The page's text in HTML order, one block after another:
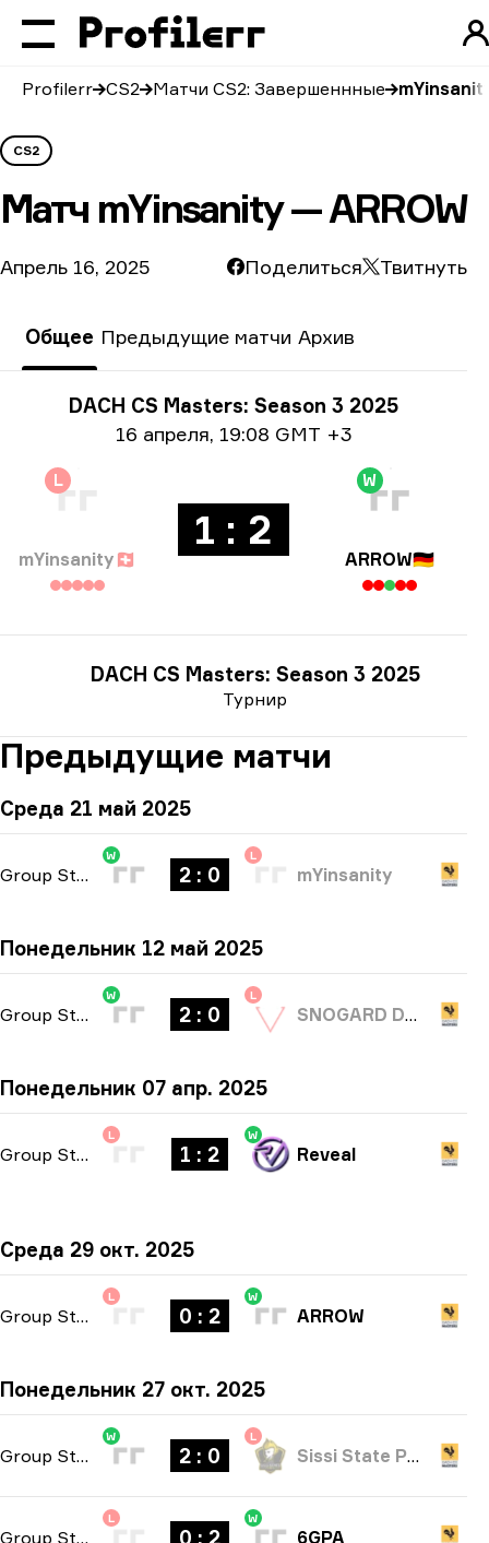
Profilerr CS2 Матчи CS2: Завершеннные
CS2
Матч mYinsanity — ARROW
Апрель 16, 2025 Поделиться Твитнуть
Общее Предыдущие матчи Архив
Информация о турнире
DACH CS Masters: Season 3 2025
Информация о дате
16 апреля, 19:08 GMT +3
L
mYinsanity 🇨🇭
1 : 2
W
ARROW🇩🇪
Турнир
DACH CS Masters: Season 3 2025
Предыдущие матчи
Среда 21 май 2025
Group Stage -bo3
W
2 : 0
L
mYinsanity
Понедельник 12 май 2025
Group Stage -bo3
W
2 : 0
L
SNOGARD Dragons
Понедельник 07 апр. 2025
Group Stage
L
1 : 2
W
Reveal
Среда 29 окт. 2025
Group Stage
L
0 : 2
W
ARROW
Понедельник 27 окт. 2025
Group Stage -bo3
W
2 : 0
L
Sissi State Punks
Group Stage
L
0 : 2
W
6GPA